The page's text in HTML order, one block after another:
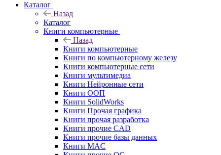
Каталог
Назад
Каталог
Книги компьютерные
Назад
Книги компьютерные
Книги по компьютерному железу
Книги компьютерные сети
Книги мультимедиа
Книги Нейронные сети
Книги ООП
Книги SolidWorks
Книги Прочая графика
Книги прочая разработка
Книги прочие CAD
Книги прочие базы данных
Книги MAC